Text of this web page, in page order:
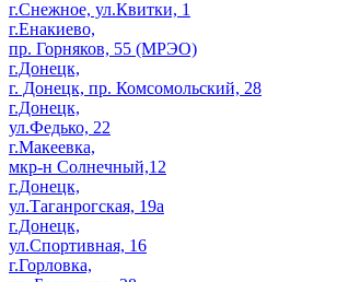
г.Снежное, ул.Квитки, 1
г.Енакиево,
пр. Горняков, 55 (МРЭО)
г.Донецк,
г. Донецк, пр. Комсомольский, 28
г.Донецк,
ул.Федько, 22
г.Макеевка,
мкр-н Солнечный,12
г.Донецк,
ул.Таганрогская, 19а
г.Донецк,
ул.Спортивная, 16
г.Горловка,